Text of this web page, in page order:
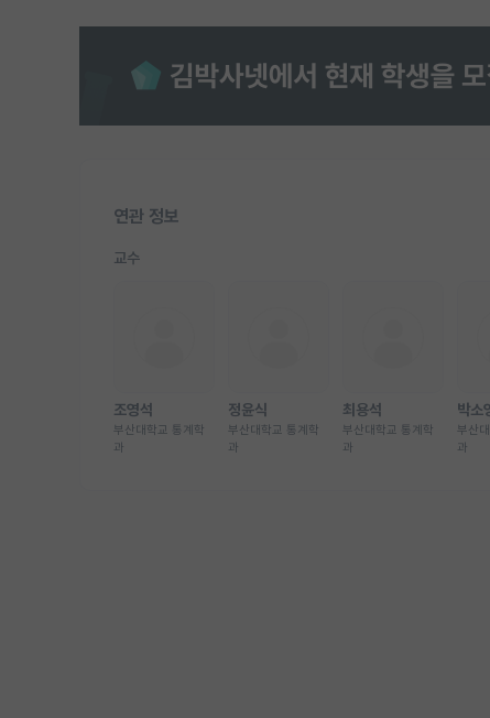
연관 정보
교수
조영석
부산대학교 통계학
과
정윤식
부산대학교 통계학
과
최용석
부산대학교 통계학
과
박소
부산
과